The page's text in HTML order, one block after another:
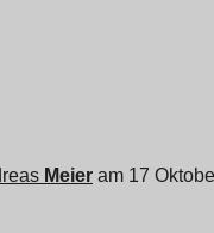
Meier am 17